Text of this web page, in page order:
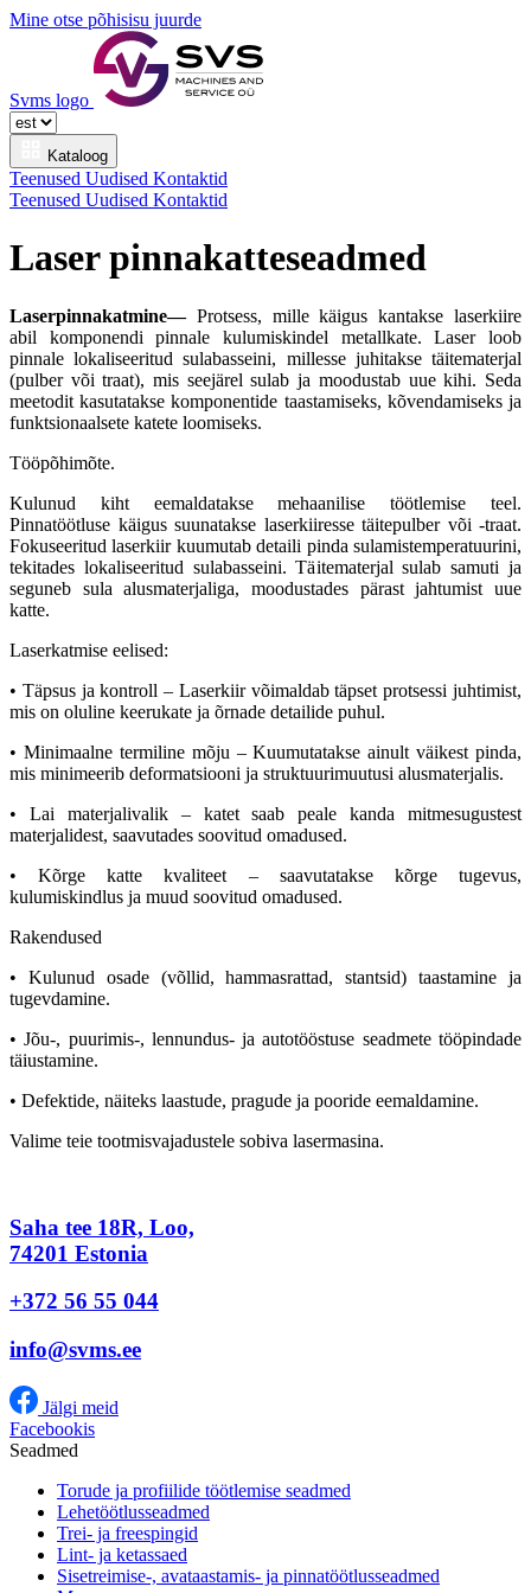
Mine otse põhisisu juurde
Svms logo
Kataloog
Teenused Uudised Kontaktid
Teenused Uudised Kontaktid
Laser pinnakatteseadmed
Laserpinnakatmine— Protsess, mille käigus kantakse laserkiire
abil komponendi pinnale kulumiskindel metallkate. Laser loob
pinnale lokaliseeritud sulabasseini, millesse juhitakse täitematerjal
(pulber või traat), mis seejärel sulab ja moodustab uue kihi. Seda
meetodit kasutatakse komponentide taastamiseks, kõvendamiseks ja
funktsionaalsete katete loomiseks.
Tööpõhimõte.
Kulunud kiht eemaldatakse mehaanilise töötlemise teel.
Pinnatöötluse käigus suunatakse laserkiiresse täitepulber või -traat.
Fokuseeritud laserkiir kuumutab detaili pinda sulamistemperatuurini,
tekitades lokaliseeritud sulabasseini. Täitematerjal sulab samuti ja
seguneb sula alusmaterjaliga, moodustades pärast jahtumist uue
katte.
Laserkatmise eelised:
• Täpsus ja kontroll – Laserkiir võimaldab täpset protsessi juhtimist,
mis on oluline keerukate ja õrnade detailide puhul.
• Minimaalne termiline mõju – Kuumutatakse ainult väikest pinda,
mis minimeerib deformatsiooni ja struktuurimuutusi alusmaterjalis.
• Lai materjalivalik – katet saab peale kanda mitmesugustest
materjalidest, saavutades soovitud omadused.
• Kõrge katte kvaliteet – saavutatakse kõrge tugevus,
kulumiskindlus ja muud soovitud omadused.
Rakendused
• Kulunud osade (võllid, hammasrattad, stantsid) taastamine ja
tugevdamine.
• Jõu-, puurimis-, lennundus- ja autotööstuse seadmete tööpindade
täiustamine.
• Defektide, näiteks laastude, pragude ja pooride eemaldamine.
Valime teie tootmisvajadustele sobiva lasermasina.
Saha tee 18R, Loo,
74201 Estonia
+372 56 55 044
info@svms.ee
Jälgi meid
Facebookis
Seadmed
Torude ja profiilide töötlemise seadmed
Lehetöötlusseadmed
Trei- ja freespingid
Lint- ja ketassaed
Sisetreimise-, avataastamis- ja pinnatöötlusseadmed